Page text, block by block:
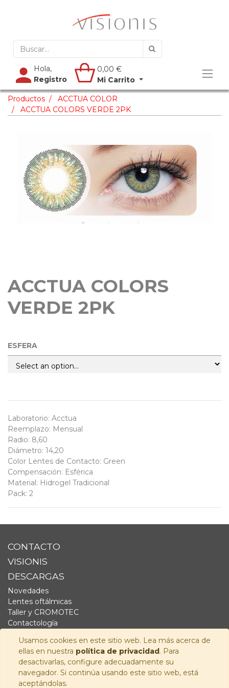
Usamos cookies en este sitio web. Lea más acerca de
ellas en nuestra política de privacidad. Para
desactivarlas, configure adecuadamente su
navegador. Si continúa usando este sitio web, está
aceptándolas.
Hola,
Registro
0,00 €
Mi Carrito
Productos
ACCTUA COLOR
ACCTUA COLORS VERDE 2PK
ACCTUA COLORS
VERDE 2PK
ESFERA
Laboratorio: Acctua
Reemplazo: Mensual
Radio: 8,60
Diámetro: 14,20
Color Lentes de Contacto: Green
Compensación: Esférica
Material : Hidrogel Tradicional
Pack: 2
CONTACTO
VISIONIS
DESCARGAS
Novedades
Lentes oftálmicas
Taller y CROMOTEC
Contactología
Fornitura
Audiología
SÍGUENOS